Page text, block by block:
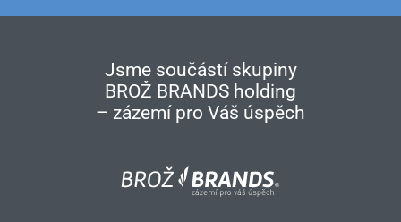
Jsme součástí skupiny
BROŽ BRANDS holding
– zázemí pro Váš úspěch